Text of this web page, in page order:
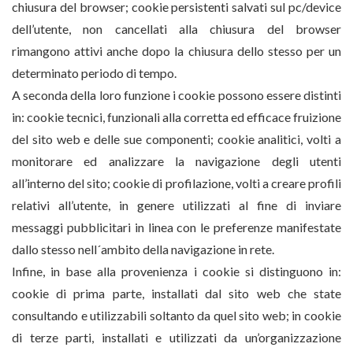
chiusura del browser; cookie persistenti salvati sul pc/device
dell’utente, non cancellati alla chiusura del browser
rimangono attivi anche dopo la chiusura dello stesso per un
determinato periodo di tempo.
A seconda della loro funzione i cookie possono essere distinti
in: cookie tecnici, funzionali alla corretta ed efficace fruizione
del sito web e delle sue componenti; cookie analitici, volti a
monitorare ed analizzare la navigazione degli utenti
all’interno del sito; cookie di profilazione, volti a creare profili
relativi all’utente, in genere utilizzati al fine di inviare
messaggi pubblicitari in linea con le preferenze manifestate
dallo stesso nell´ambito della navigazione in rete.
Infine, in base alla provenienza i cookie si distinguono in:
cookie di prima parte, installati dal sito web che state
consultando e utilizzabili soltanto da quel sito web; in cookie
di terze parti, installati e utilizzati da un’organizzazione